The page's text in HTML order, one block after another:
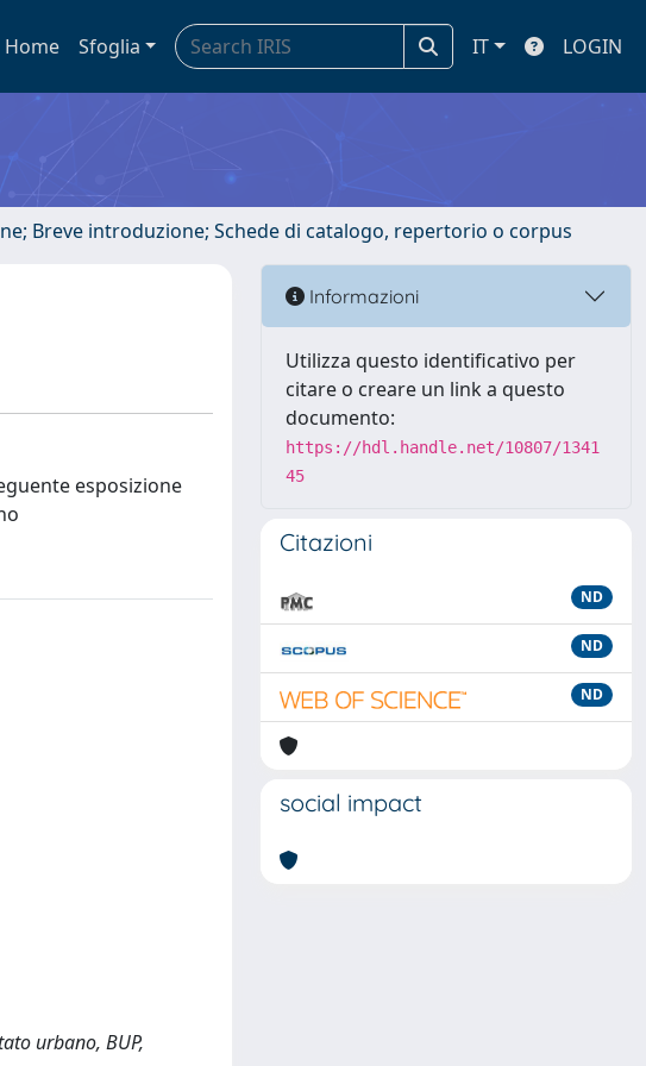
Home Sfoglia IT LOGIN
Breve introduzione; Schede di catalogo, repertorio o corpus
esposizione
urbano, BUP,
Informazioni
Utilizza questo identificativo per
citare o creare un link a questo
documento:
https://hdl.handle.net/10807/1341
45
Citazioni
ND
ND
ND
social impact